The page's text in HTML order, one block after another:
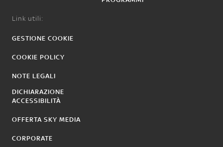
Link utili:
GESTIONE COOKIE
COOKIE POLICY
NOTE LEGALI
DICHIARAZIONE
ACCESSIBILITÀ
OFFERTA SKY MEDIA
CORPORATE